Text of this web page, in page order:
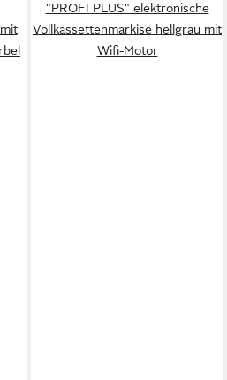
"PROFI PLUS" elektronische
Vollkassettenmarkise hellgrau mit
Wifi-Motor